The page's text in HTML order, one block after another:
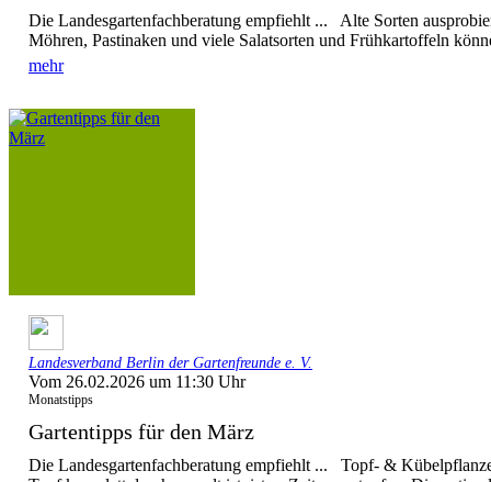
Die Landesgartenfachberatung empfiehlt ... Alte Sorten
Möhren, Pastinaken und viele Salatsorten und Frühkartoffeln
mehr
Landesverband Berlin der Gartenfreunde e. V.
Vom 26.02.2026 um 11:30 Uhr
Monatstipps
Gartentipps für den März
Die Landesgartenfachberatung empfiehlt ... Topf- &